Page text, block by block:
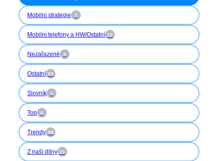
Mobilní strategie 2
Mobilní telefony a HW/Ostatní 12
Nezařazené 3
Ostatní 13
Slovník 1
Top 6
Trendy 39
Z naší dílny 21